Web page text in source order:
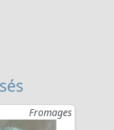
Fromages